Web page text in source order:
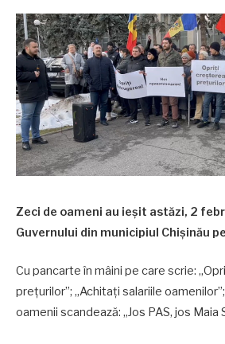
Zeci de oameni au ieșit astăzi, 2
Guvernului din municipiul Chișinău
Cu pancarte în mâini pe care scrie:
prețurilor”; „Achitați salariile
oamenii scandează: „Jos PAS, jos Maia